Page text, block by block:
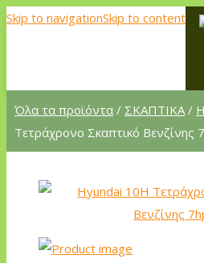
Skip to navigationSkip to content
Όλα τα προϊόντα / ΣΚΑΠΤΙΚΑ/
Τετράχρονο Σκαπτικό Βενζίνης